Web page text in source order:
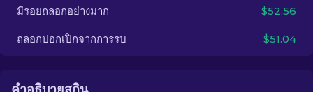
มีรอยถลอกอย่างมาก $52.56
ถลอกปอกเปิกจากการรบ $51.04